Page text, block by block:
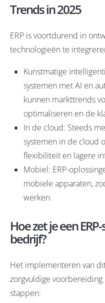
Trends in 2025
ERP is voortdurend in
technologieën te
Kunstmatige
systemen met AI en
kunnen markttrends
optimaliseren en de
In de cloud: Steeds
systemen in de cloud
flexibiliteit en lagere
Mobiel: ERP-
mobiele apparaten,
werken.
Hoe zet je een
bedrijf?
Het implementeren van
zorgvuldige
stappen: